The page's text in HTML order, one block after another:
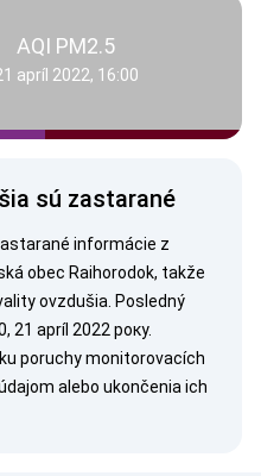
AQI PM2.5
apríl 2022, 16:00
sú zastarané
informácie z
obec Raihorodok, takže
ovzdušia. Posledný
21 apríl 2022 року.
poruchy monitorovacích
alebo ukončenia ich